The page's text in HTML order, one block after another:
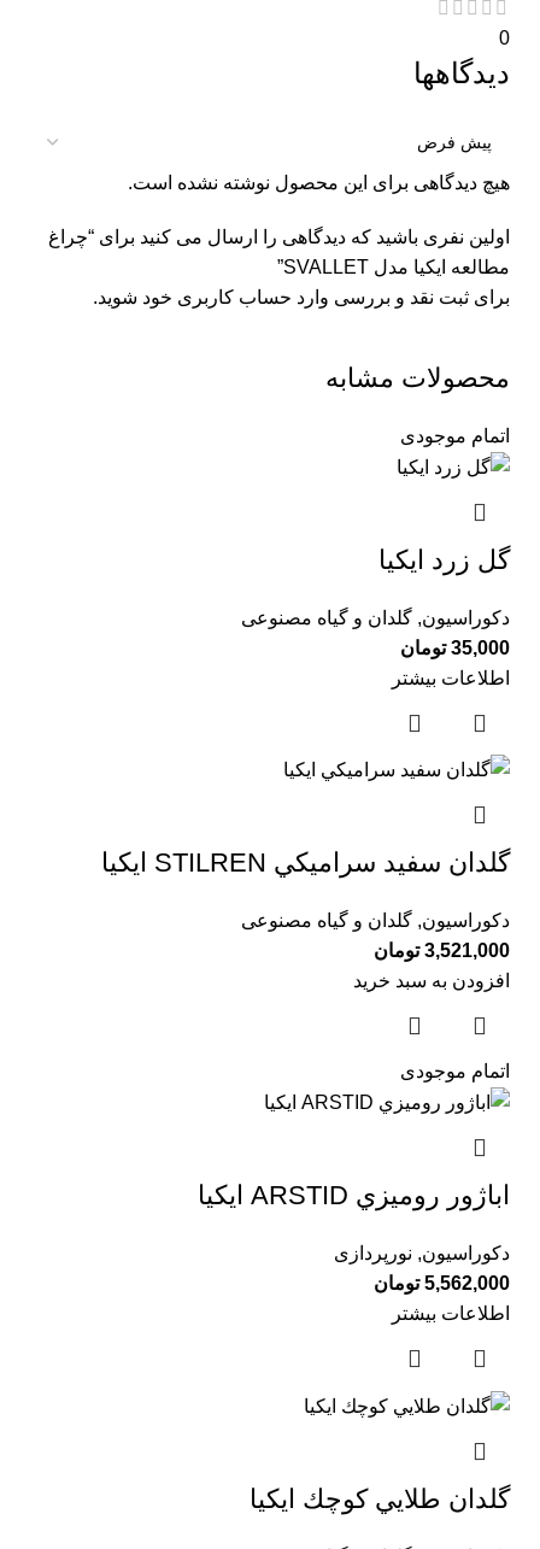
0
دیدگاهها
هیچ دیدگاهی برای این محصول نوشته نشده است.
اولین نفری باشید که دیدگاهی را ارسال می کنید برای “چراغ
مطالعه ایکیا مدل SVALLET”
برای ثبت نقد و بررسی وارد حساب کاربری خود شوید.
محصولات مشابه
اتمام موجودی
گل زرد ايكيا
دکوراسیون, گلدان و گیاه مصنوعی
35,000 تومان
اطلاعات بیشتر
گلدان سفيد سراميكي STILREN ايكيا
دکوراسیون, گلدان و گیاه مصنوعی
3,521,000 تومان
افزودن به سبد خرید
اتمام موجودی
اباژور روميزي ARSTID ايكيا
دکوراسیون, نورپردازی
5,562,000 تومان
اطلاعات بیشتر
گلدان طلايي كوچك ايكيا